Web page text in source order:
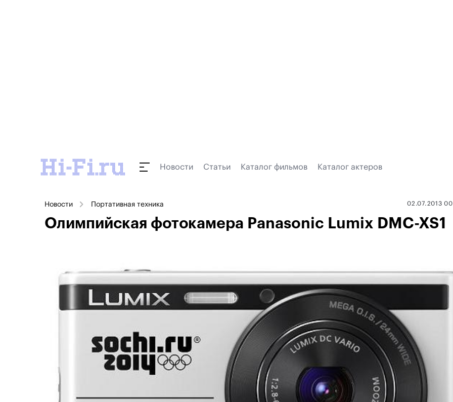
Новости Статьи Каталог фильмов Каталог актеров
Новости Портативная техника 02.07.2013
Олимпийская фотокамера Panasonic Lumix DMC-XS1